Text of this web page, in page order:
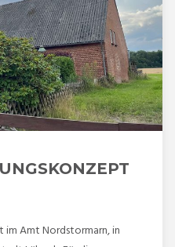
Amt Nordstormarn, in